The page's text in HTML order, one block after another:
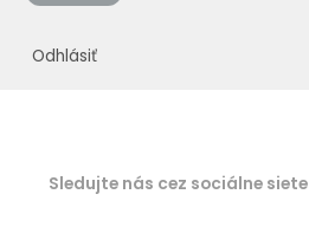
Odhlásiť
Sledujte nás cez sociálne siete